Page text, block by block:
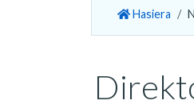
Hasiera